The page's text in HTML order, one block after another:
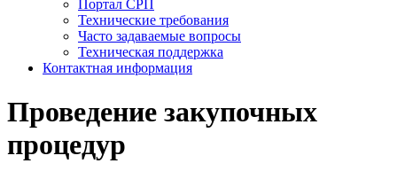
Портал СРП
Технические требования
Часто задаваемые вопросы
Техническая поддержка
Контактная информация
Проведение закупочных
процедур